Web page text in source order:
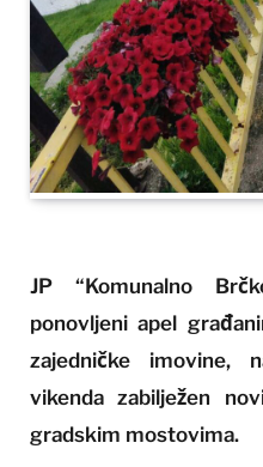
JP “Komunalno
ponovljeni apel
zajedničke imovine,
vikenda zabilježen
gradskim mostovima.